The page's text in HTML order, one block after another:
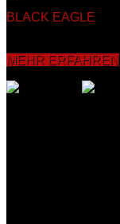
BLACK EAGLE
MEHR ERFAHREN